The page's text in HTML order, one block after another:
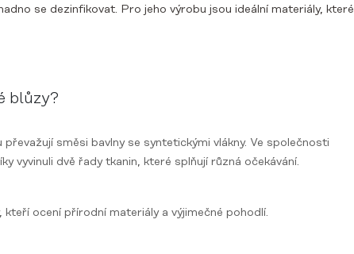
se dezinfikovat. Pro jeho výrobu jsou ideální materiály, které
blůzy?
směsi bavlny se syntetickými vlákny. Ve společnosti
vyvinuli dvě řady tkanin, které splňují různá očekávání.
kteří ocení přírodní materiály a výjimečné pohodlí.